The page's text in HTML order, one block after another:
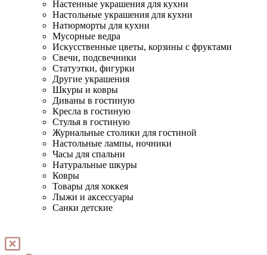
Настенные украшения для кухни
Настольные украшения для кухни
Натюрморты для кухни
Мусорные ведра
Искусственные цветы, корзины с фруктами
Свечи, подсвечники
Статуэтки, фигурки
Другие украшения
Шкуры и ковры
Диваны в гостиную
Кресла в гостиную
Стулья в гостиную
Журнальные столики для гостиной
Настольные лампы, ночники
Часы для спальни
Натуральные шкуры
Ковры
Товары для хоккея
Лыжи и аксессуары
Санки детские